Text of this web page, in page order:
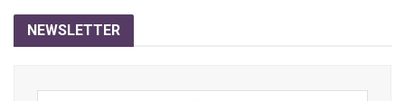
NEWSLETTER